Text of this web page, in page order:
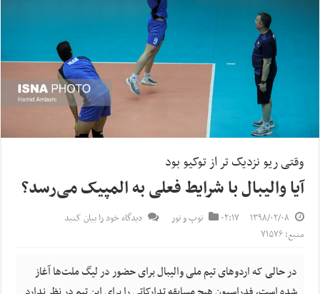
وقتی ریو نزدیک تر از توکیو بود
آیا والیبال با شرایط فعلی به المپیک می‌رسد؟
۱۳۹۸/۰۲/۰۸ ۰۲:۱۷ توپ و تور
دیدگاه خود را بیان کنید
منبع: ۷۱۵۷۶
در حالی که اردوهای تیم ملی والیبال برای حضور در لیگ ملت‌ها آغاز